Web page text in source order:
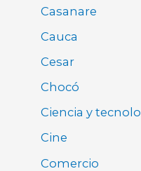
Casanare
Cauca
Cesar
Chocó
Ciencia y
Cine
Comercio